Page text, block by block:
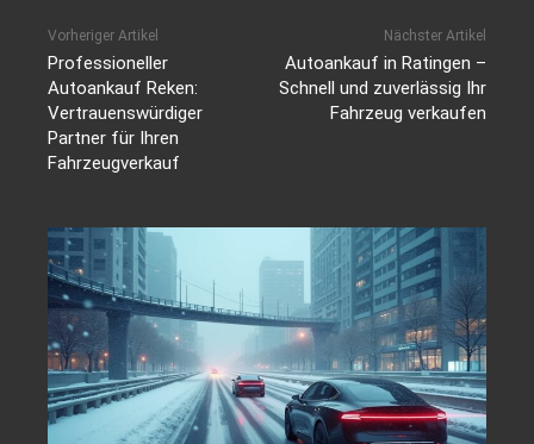
Vorheriger Artikel
Professioneller
Autoankauf Reken:
Vertrauenswürdiger
Partner für Ihren
Fahrzeugverkauf
Nächster Artikel
Autoankauf in Ratingen –
Schnell und zuverlässig Ihr
Fahrzeug verkaufen